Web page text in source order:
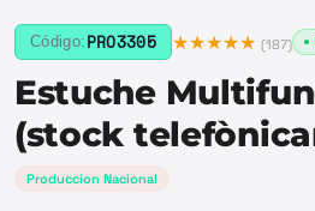
Código: PRO3305 ★★★★★ (187) ●
Estuche
(stock
Produccion Nacional